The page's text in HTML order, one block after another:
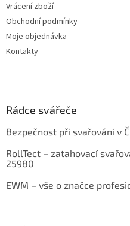
Vrácení zboží
Obchodní podmínky
Moje objednávka
Kontakty
Rádce svářeče
Bezpečnost při svařování v
RollTect – zatahovací
25980
EWM – vše o značce